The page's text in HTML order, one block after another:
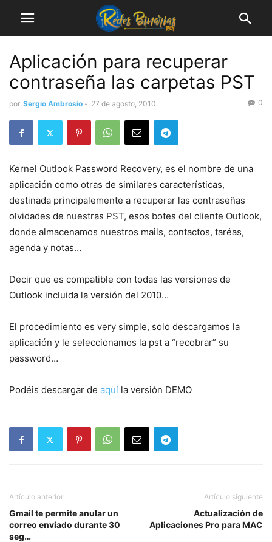
Aplicación para recuperar
contraseña las carpetas PST
por Sergio Ambrosio - 27 de agosto, 2010 0
Kernel Outlook Password Recovery, es el nombre de una
aplicación como otras de similares características,
destinada principalemente a recuperar las contraseñas
olvidades de nuestras PST, esos botes del cliente Outlook,
donde almacenamos nuestros mails, contactos, taréas,
agenda y notas…
Decir que es compatible con todas las versiones de
Outlook incluida la versión del 2010…
El procedimiento es very simple, solo descargamos la
aplicación y le seleccionamos la pst a “recobrar” su
password…
Podéis descargar de aquí la versión DEMO
Artículo anterior
Gmail te permite anular un
correo enviado durante 30
seg…
Artículo siguiente
Actualización de
Aplicaciones Pro para MAC